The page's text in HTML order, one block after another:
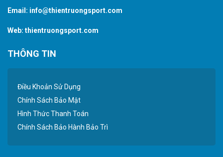
Email: info@thientruongsport.com
Web: thientruongsport.com
THÔNG TIN
Điều Khoản Sử Dụng
Chính Sách Bảo Mật
Hình Thức Thanh Toán
Chính Sách Bảo Hành Bảo Trì